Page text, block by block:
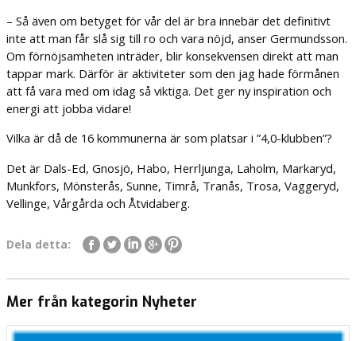
– Så även om betyget för vår del är bra innebär det definitivt
inte att man får slå sig till ro och vara nöjd, anser Germundsson.
Om förnöjsamheten inträder, blir konsekvensen direkt att man
tappar mark. Därför är aktiviteter som den jag hade förmånen
att få vara med om idag så viktiga. Det ger ny inspiration och
energi att jobba vidare!
Vilka är då de 16 kommunerna är som platsar i ”4,0-klubben”?
Det är Dals-Ed, Gnosjö, Habo, Herrljunga, Laholm, Markaryd,
Munkfors, Mönsterås, Sunne, Timrå, Tranås, Trosa, Vaggeryd,
Vellinge, Vårgårda och Åtvidaberg.
Dela detta:
Mer från kategorin Nyheter